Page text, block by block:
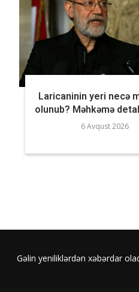
Laricaninin yeri necə
olunub? Məhkəmə
6 Avqust 2026
Gəlin yeniliklərdən xəbərdar